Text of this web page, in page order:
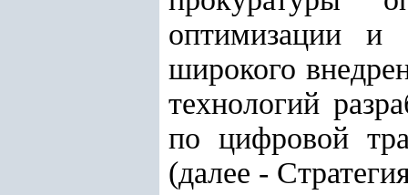
оптимизации и
широкого
технологий
по цифровой
(далее -